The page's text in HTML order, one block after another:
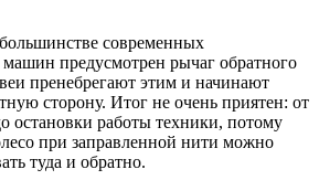
современных
машин предусмотрен рычаг обратного
пренебрегают этим и начинают
сторону. Итог не очень приятен: от
остановки работы техники, потому
при заправленной нити можно
туда и обратно.